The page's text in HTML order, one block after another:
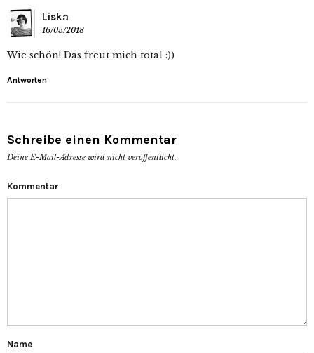
Liska
16/05/2018
Wie schön! Das freut mich total :))
Antworten
Schreibe einen Kommentar
Deine E-Mail-Adresse wird nicht veröffentlicht.
Kommentar
Name